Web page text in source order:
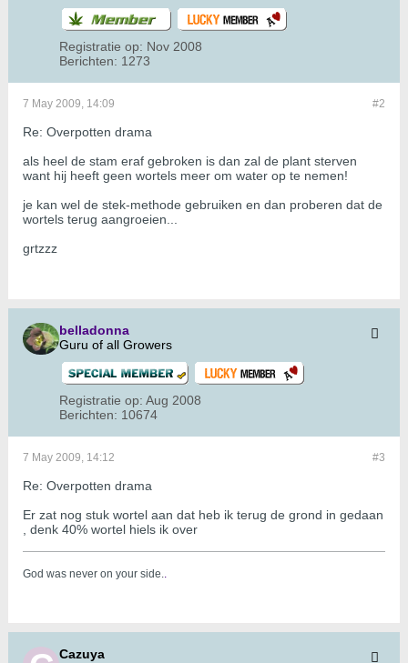
Registratie op: Nov 2008
Berichten: 1273
#2
7 May 2009, 14:09
Re: Overpotten drama
als heel de stam eraf gebroken is dan zal de plant sterven
want hij heeft geen wortels meer om water op te nemen!
je kan wel de stek-methode gebruiken en dan proberen dat de
wortels terug aangroeien...
grtzzz
belladonna
Guru of all Growers
Registratie op: Aug 2008
Berichten: 10674
#3
7 May 2009, 14:12
Re: Overpotten drama
Er zat nog stuk wortel aan dat heb ik terug de grond in gedaan
, denk 40% wortel hiels ik over
God was never on your side..
Cazuya